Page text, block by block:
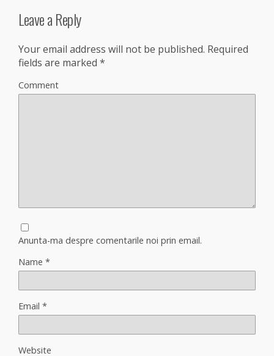
Leave a Reply
Your email address will not be published. Required
fields are marked *
Comment
Anunta-ma despre comentarile noi prin email.
Name *
Email *
Website